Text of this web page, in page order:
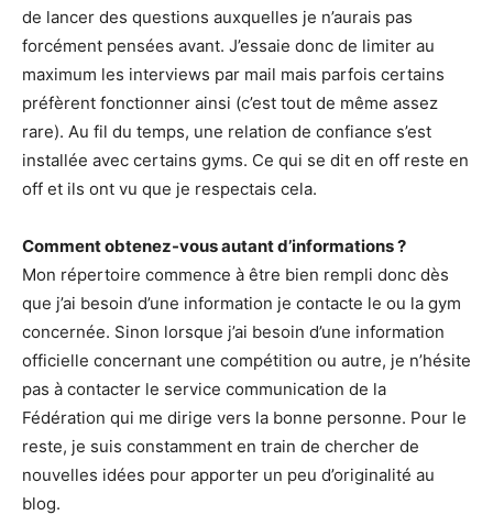
de lancer des questions auxquelles je n’aurais pas
forcément pensées avant. J’essaie donc de limiter au
maximum les interviews par mail mais parfois certains
préfèrent fonctionner ainsi (c’est tout de même assez
rare). Au fil du temps, une relation de confiance s’est
installée avec certains gyms. Ce qui se dit en off reste en
off et ils ont vu que je respectais cela.
Comment obtenez-vous autant d’informations ?
Mon répertoire commence à être bien rempli donc dès
que j’ai besoin d’une information je contacte le ou la gym
concernée. Sinon lorsque j’ai besoin d’une information
officielle concernant une compétition ou autre, je n’hésite
pas à contacter le service communication de la
Fédération qui me dirige vers la bonne personne. Pour le
reste, je suis constamment en train de chercher de
nouvelles idées pour apporter un peu d’originalité au
blog.